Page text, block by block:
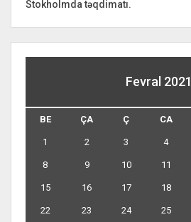
Stokholmda təqdimatı.
Fevral 2021
BE ÇA Ç CA
1 2 3 4
8 9 10 11
15 16 17 18
22 23 24 25